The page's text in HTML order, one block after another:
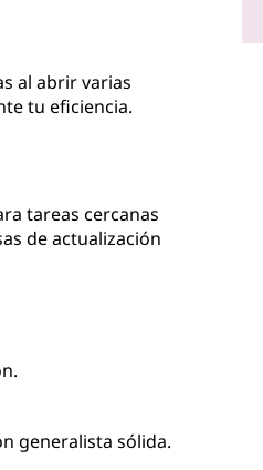
al abrir varias
tu eficiencia.
tareas cercanas
de actualización
generalista sólida.